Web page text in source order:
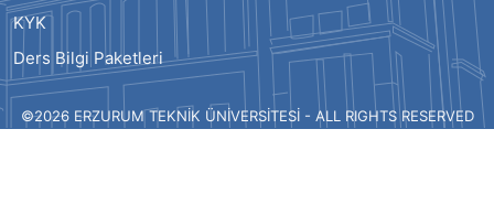
KYK
Ders Bilgi Paketleri
©2026 ERZURUM TEKNİK ÜNİVERSİTESİ - ALL RIGHTS RESERVED